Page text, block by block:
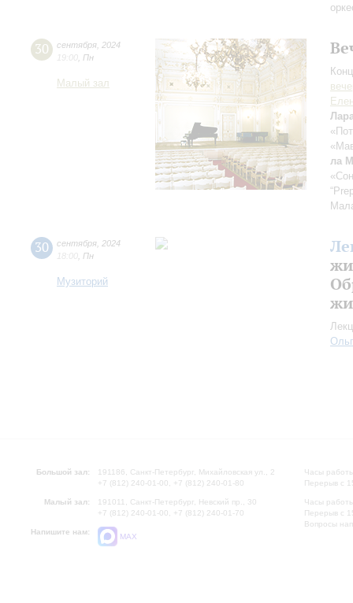
30 сентября 2024
19:00 Пн
Малый зал
ла
30 сентября 2024
18:00 Пн
Музиторий
Большой зал:
191186, Санкт-Петербург, Михайловская ул., 2
+7 (812) 240-01-00, +7 (812) 240-01-80
Малый зал:
191011, Санкт-Петербург, Невский пр., 30
+7 (812) 240-01-00, +7 (812) 240-01-70
Напишите нам:
MAX
Часы
Перерыв с
Часы
Перерыв с
Вопросы